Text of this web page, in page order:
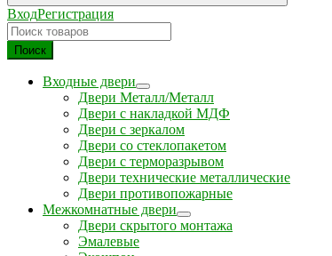
ВходРегистрация
Поиск
Входные двери
Двери Металл/Металл
Двери с накладкой МДФ
Двери с зеркалом
Двери со стеклопакетом
Двери с терморазрывом
Двери технические металлические
Двери противопожарные
Межкомнатные двери
Двери скрытого монтажа
Эмалевые